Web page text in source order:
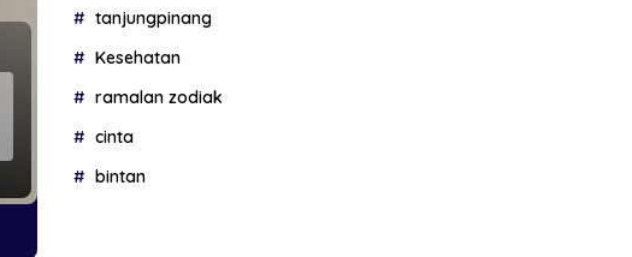
tanjungpinang
Kesehatan
ramalan zodiak
cinta
bintan